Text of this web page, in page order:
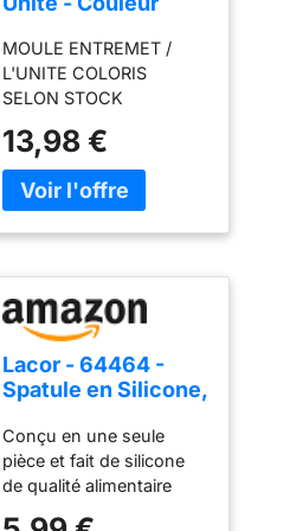
MOULE ENTREMET /
L'UNITE COLORIS
SELON STOCK
13,98 €
Lacor - 64464 -
Spatule en Silicone,
Écologique, Sans
BPA, Antiadhésif,
Résistant à la
Chaleur, Lave-
Conçu en une seule
pièce et fait de silicone
de qualité alimentaire